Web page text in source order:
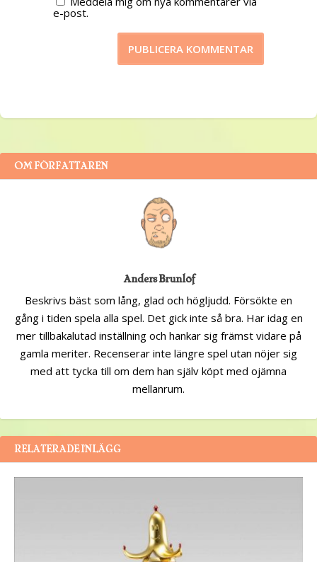
e-post.
OM FÖRFATTAREN
Anders Brunlöf
Beskrivs bäst som lång, glad och högljudd. Försökte en
gång i tiden spela alla spel. Det gick inte så bra. Har idag en
mer tillbakalutad inställning och hankar sig främst vidare på
gamla meriter. Recenserar inte längre spel utan nöjer sig
med att tycka till om dem han själv köpt med ojämna
mellanrum.
RELATERADE INLÄGG